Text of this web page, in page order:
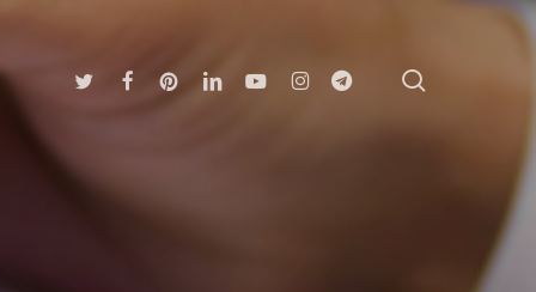
TwitterFacebookPinterestLinkedinYoutubeInstagramTelegram